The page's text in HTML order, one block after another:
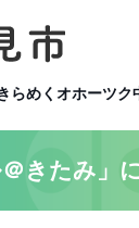
らめくオホーツク
＠きたみ」